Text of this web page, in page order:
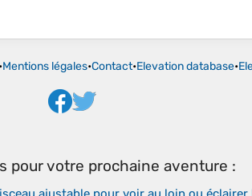
Mentions légales•Contact•Elevation database•
pour votre prochaine aventure :